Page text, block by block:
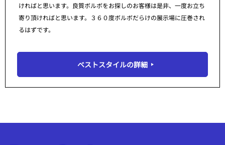
ければと思います。良質ボルボをお探しのお客様は是非、一度お立ち
寄り頂ければと思います。３６０度ボルボだらけの展示場に圧巻され
るはずです。
ベストスタイルの詳細